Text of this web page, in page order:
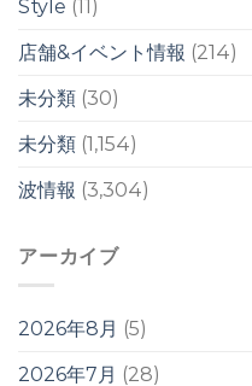
け
ら？！
Style (11)
店舗&イベント情報 (214)
未分類 (30)
未分類 (1,154)
波情報 (3,304)
アーカイブ
2026年8月 (5)
2026年7月 (28)